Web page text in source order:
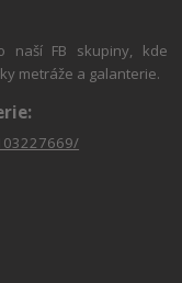
naší FB skupiny, kde
metráže a galanterie.